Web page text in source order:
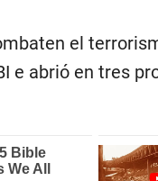
el
e abrió en tres